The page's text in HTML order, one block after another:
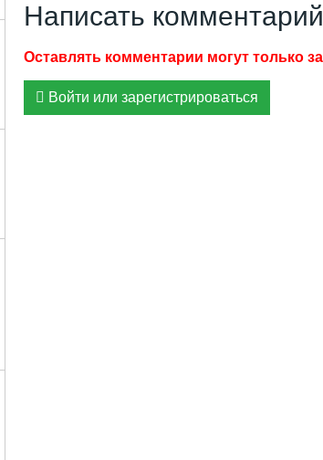
Написать комментарий
Войти или зарегистрироваться